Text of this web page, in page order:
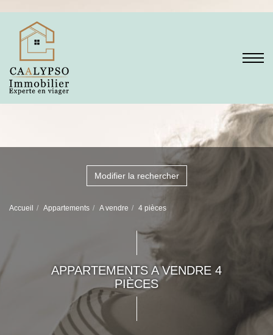
Modifier la rechercher
Accueil Appartements A vendre 4 pièces
APPARTEMENTS A VENDRE 4
PIÈCES